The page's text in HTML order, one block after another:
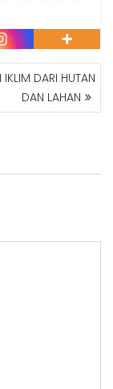
IKLIM DARI HUTAN
DAN LAHAN